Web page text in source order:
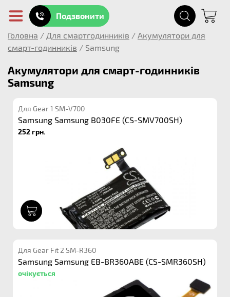
Подзвонити
Головна / Для смартгодинників / Акумулятори для
смарт-годинників / Samsung
Акумулятори для смарт-годинників
Samsung
Для Gear 1 SM-V700
Samsung Samsung B030FE (CS-SMV700SH)
252 грн.
Для Gear Fit 2 SM-R360
Samsung Samsung EB-BR360ABE (CS-SMR360SH)
очікується